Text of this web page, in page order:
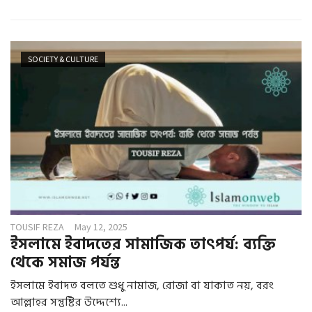
SOCIETY & CULTURE
TOUSIF REZA May 12, 2025
ইসলামে ইবাদতের সামাজিক তাৎপর্য: ব্যক্তি
থেকে সমাজ পর্যন্ত
ইসলামে ইবাদত বলতে শুধু নামাজ, রোজা বা যাকাত নয়, বরং
আল্লাহর সন্তুষ্টির উদ্দেশ্যে...